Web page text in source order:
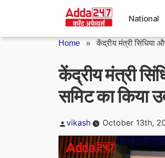
National
Home »केंद्रीय मंत्री सिंधिया
केंद्रीय मंत्री
समिट का किया
Posted
vikash October 13th,